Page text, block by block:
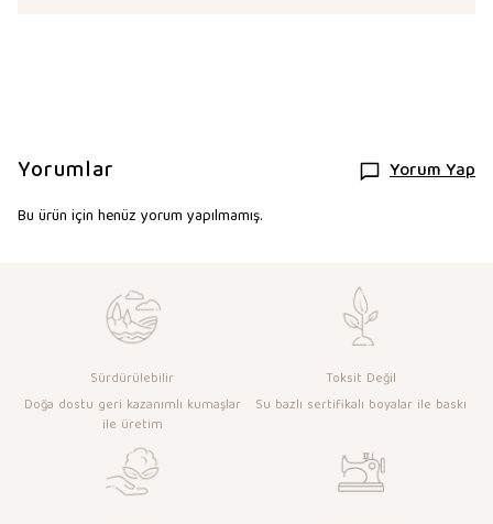
Yorumlar Yorum Yap
Bu ürün için henüz yorum yapılmamış.
Sürdürülebilir
Doğa dostu geri kazanımlı kumaşlar
ile üretim
Toksit Değil
Su bazlı sertifikalı boyalar ile baskı